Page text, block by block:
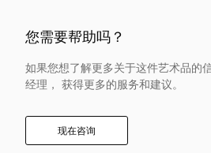
系
您需要帮助吗？
如果您想了解更多关于这件艺术品的
经理， 获得更多的服务和建议。
现在咨询